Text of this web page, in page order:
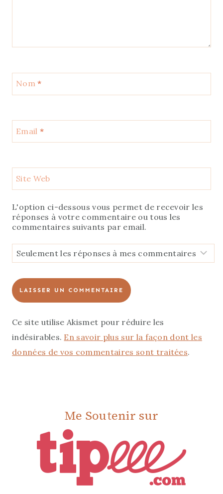
Nom*
Email *
Site Web
L'option ci-dessous vous permet de recevoir les
réponses à votre commentaire ou tous les
commentaires suivants par email.
Ce site utilise Akismet pour réduire les
indésirables. En savoir plus sur la façon dont les
données de vos commentaires sont traitées.
Me Soutenir sur